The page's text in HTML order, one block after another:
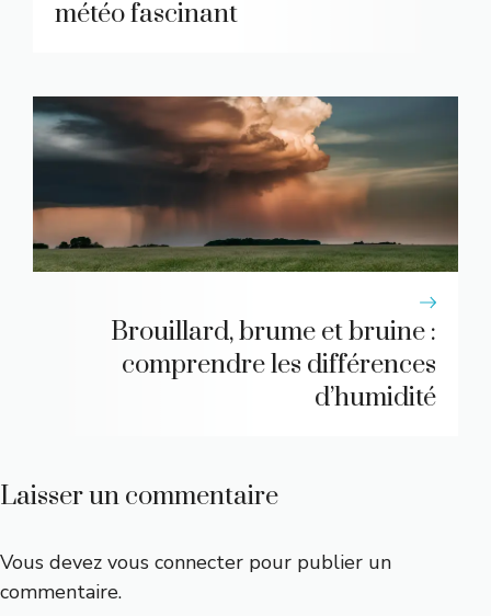
météo fascinant
Brouillard, brume et bruine :
comprendre les différences
d’humidité
Laisser un commentaire
Vous devez vous connecter pour publier un
commentaire.